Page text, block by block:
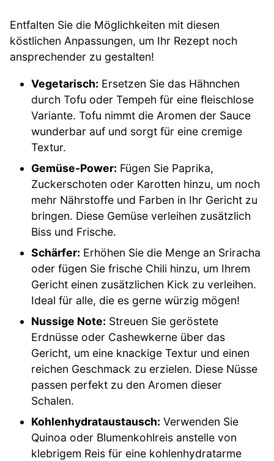
Entfalten Sie die Möglichkeiten mit diesen
köstlichen Anpassungen, um Ihr Rezept noch
ansprechender zu gestalten!
Vegetarisch: Ersetzen Sie das Hähnchen
durch Tofu oder Tempeh für eine fleischlose
Variante. Tofu nimmt die Aromen der Sauce
wunderbar auf und sorgt für eine cremige
Textur.
Gemüse-Power: Fügen Sie Paprika,
Zuckerschoten oder Karotten hinzu, um noch
mehr Nährstoffe und Farben in Ihr Gericht zu
bringen. Diese Gemüse verleihen zusätzlich
Biss und Frische.
Schärfer: Erhöhen Sie die Menge an Sriracha
oder fügen Sie frische Chili hinzu, um Ihrem
Gericht einen zusätzlichen Kick zu verleihen.
Ideal für alle, die es gerne würzig mögen!
Nussige Note: Streuen Sie geröstete
Erdnüsse oder Cashewkerne über das
Gericht, um eine knackige Textur und einen
reichen Geschmack zu erzielen. Diese Nüsse
passen perfekt zu den Aromen dieser
Schalen.
Kohlenhydrataustausch: Verwenden Sie
Quinoa oder Blumenkohlreis anstelle von
klebrigem Reis für eine kohlenhydratarme